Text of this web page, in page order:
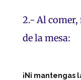
2.- Al comer,
de la mesa:
¡Ni mantengas